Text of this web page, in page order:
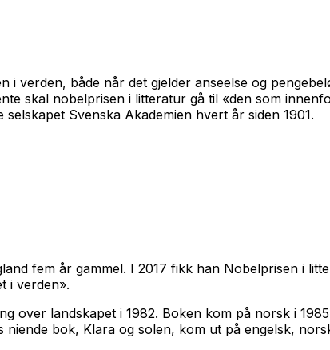
i verden, både når det gjelder anseelse og
skal nobelprisen i litteratur gå til «den som
Svenska Akademien hvert år siden 1901.
fem år gammel. I 2017 fikk han Nobelprisen i
i verden».
over landskapet i 1982. Boken kom på norsk i
niende bok, Klara og solen, kom ut på engelsk,